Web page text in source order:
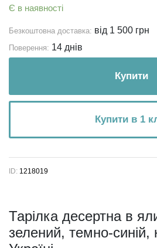
Є в наявності
Безкоштовна доставка: від 1 500 грн
Поверення: 14 днів
Купити
Купити в 1
ID: 1218019
Тарілка десертна в
зелений, темно-синій,